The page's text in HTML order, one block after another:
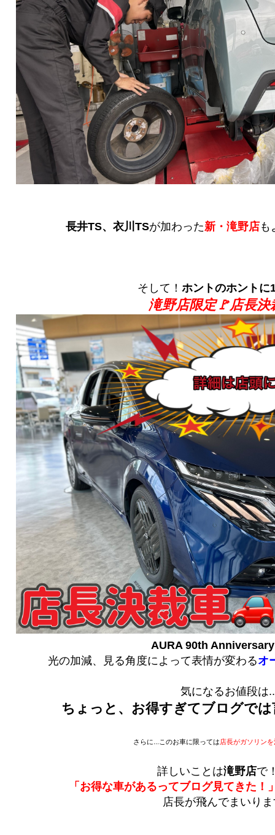
長井TS、衣川TSが加わった新・滝野店も
そして！ ホントのホントに
滝野店限定🚩店長決
AURA 90th
光の加減、見る角度によって表情が変わるオ
気になるお値段は
ちょっと、お得すぎてブログで
さらに...このお車に限っては店長がガソリン
詳しいことは滝野店で
「お得な車があるってブログ見てきた！
店長が飛んでまいり